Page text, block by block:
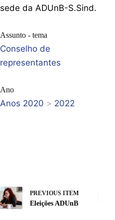
sede da ADUnB-S.Sind.
Assunto - tema
Conselho de
representantes
Ano
Anos 2020 > 2022
PREVIOUS ITEM
Eleições ADUnB